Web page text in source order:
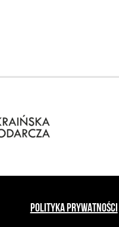
POLITYKA PRYWATNOŚCI